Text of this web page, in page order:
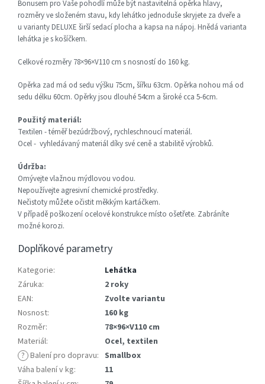
Bonusem pro Vaše pohodlí může být nastavitelná opěrka hlavy,
rozměry ve složeném stavu, kdy lehátko jednoduše skryjete za dveře a
u varianty DELUXE širší sedací plocha a kapsa na nápoj. Hnědá varianta
lehátka je s košíčkem.
Celkové rozměry 78×96×V110 cm s nosností do 160 kg.
Opěrka zad má od sedu výšku 75cm, šířku 63cm. Opěrka nohou má od
sedu délku 60cm. Opěrky jsou dlouhé 54cm a široké cca 5-6cm.
Použitý materiál:
Textilen - téměř bezúdržbový, rychleschnoucí materiál.
Ocel - vyhledávaný materiál díky své ceně a stabilitě výrobků.
Údržba:
Omývejte vlažnou mýdlovou vodou.
Nepoužívejte agresivní chemické prostředky.
Nečistoty můžete očistit měkkým kartáčkem.
V případě poškození ocelové konstrukce místo ošetřete. Zabráníte
možné korozi.
Doplňkové parametry
Kategorie:
Lehátka
Záruka:
2 roky
EAN:
Zvolte variantu
Nosnost:
160 kg
Rozměr:
78×96×V110 cm
Materiál:
Ocel, textilen
? Balení pro dopravu: Smallbox
Váha balení v kg:
11